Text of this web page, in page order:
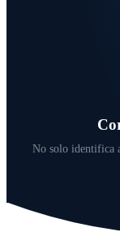
No solo identifica